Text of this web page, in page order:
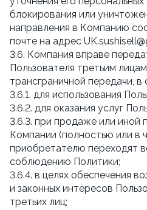
блокирования или
направления в Компанию
почте на адрес
3.6. Компания вправе
Пользователя третьим
трансграничной передачи,
3.6.1. для использования
3.6.2. для оказания услуг
3.6.3. при продаже или иной
Компании (полностью или в
приобретателю переходят
соблюдению Политики;
3.6.4. в целях обеспечения
и законных интересов
третьих лиц;